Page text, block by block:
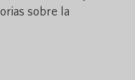
sobre la